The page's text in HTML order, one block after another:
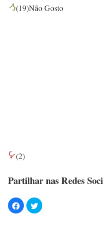
(19)Não Gosto
(2)
Partilhar nas Redes